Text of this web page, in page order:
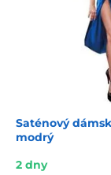
Saténový
modrý
2 dny